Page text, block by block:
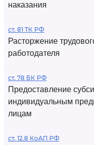
наказания
ст. 81 ТК РФ
Расторжение
работодателя
ст. 78 БК РФ
Предоставление
индивидуальным
лицам
ст. 12.8 КоАП РФ